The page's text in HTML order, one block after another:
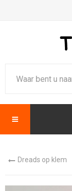
Dreads op klem